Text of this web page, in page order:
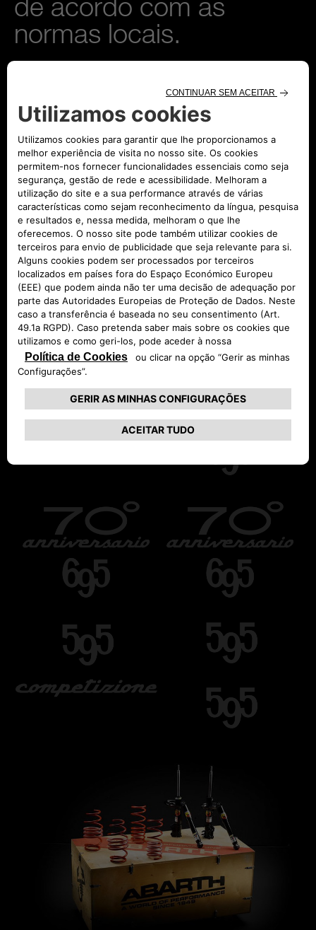
de acordo com as
normas locais.
INSTALAR O KIT NO
CONCESSIONÁRIO OU
NA OFICINA
AUTORIZADA MAIS
PRÓXIMA
ENCONTRAR CONCESSIONÁRIO
DISPONÍVEL NO: